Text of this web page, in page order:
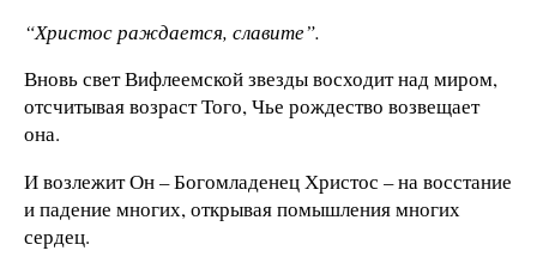
“Христос раждается, славите”.
Вновь свет Вифлеемской звезды восходит над миром,
отсчитывая возраст Того, Чье рождество возвещает
она.
И возлежит Он – Богомладенец Христос – на восстание
и падение многих, открывая помышления многих
сердец.